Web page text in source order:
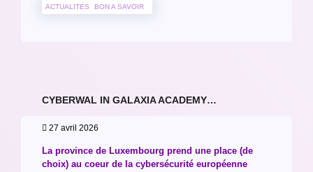
ACTUALITES BON A SAVOIR
CYBERWAL IN GALAXIA ACADEMY…
27 avril 2026
La province de Luxembourg prend une place (de
choix) au coeur de la cybersécurité européenne